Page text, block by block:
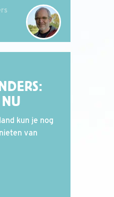
kun je nog
van